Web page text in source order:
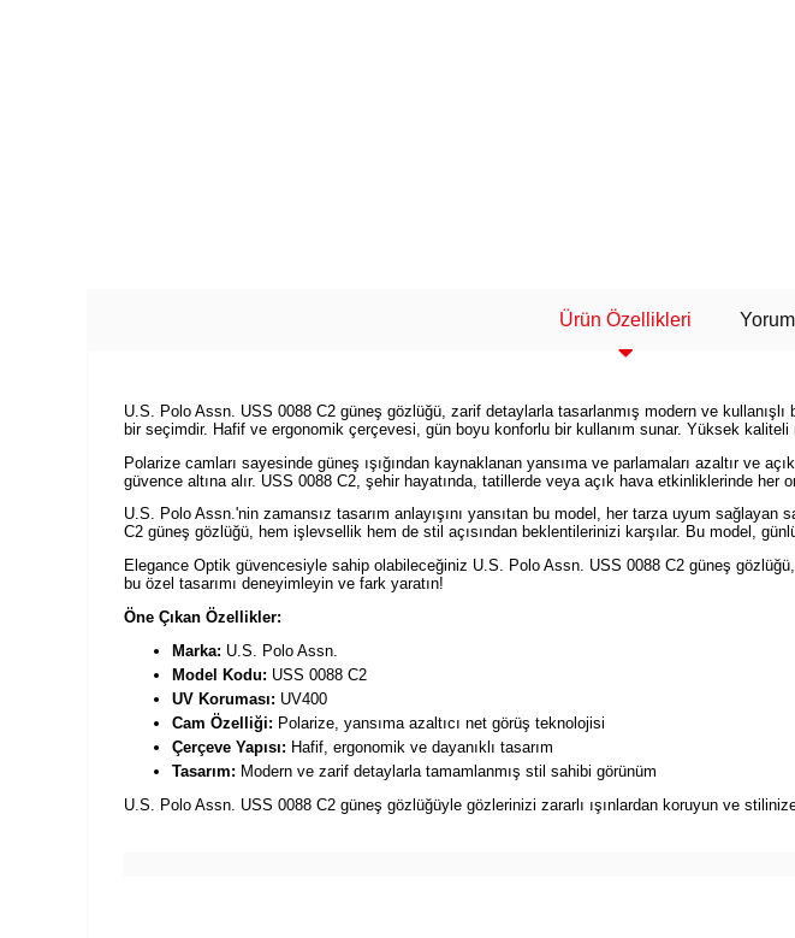
Ürün Özellikleri
U.S. Polo Assn. USS 0088 C2 güneş gözlüğü, zarif detaylarla tasarlanmış modern ve kullanışlı
bir seçimdir. Hafif ve ergonomik çerçevesi, gün boyu konforlu bir kullanım sunar. Yüksek
Polarize camları sayesinde güneş ışığından kaynaklanan yansıma ve parlamaları azaltır ve
güvence altına alır. USS 0088 C2, şehir hayatında, tatillerde veya açık hava etkinliklerinde her
U.S. Polo Assn.'nin zamansız tasarım anlayışını yansıtan bu model, her tarza uyum
C2 güneş gözlüğü, hem işlevsellik hem de stil açısından beklentilerinizi karşılar. Bu model,
Elegance Optik güvencesiyle sahip olabileceğiniz U.S. Polo Assn. USS 0088 C2 güneş gözlüğü,
bu özel tasarımı deneyimleyin ve fark yaratın!
Öne Çıkan Özellikler:
Marka: U.S. Polo Assn.
Model Kodu: USS 0088 C2
UV Koruması: UV400
Cam Özelliği: Polarize, yansıma azaltıcı net görüş teknolojisi
Çerçeve Yapısı: Hafif, ergonomik ve dayanıklı tasarım
Tasarım: Modern ve zarif detaylarla tamamlanmış stil sahibi görünüm
U.S. Polo Assn. USS 0088 C2 güneş gözlüğüyle gözlerinizi zararlı ışınlardan koruyun ve